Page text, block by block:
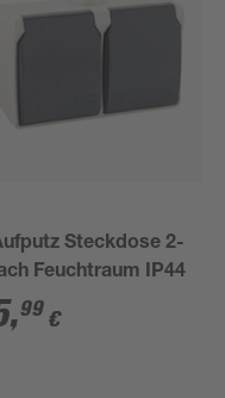
Steckdose 2-
Feuchtraum IP44
,99 €